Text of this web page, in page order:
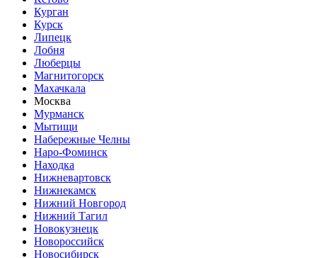
Курган
Курск
Липецк
Лобня
Люберцы
Магнитогорск
Махачкала
Москва
Мурманск
Мытищи
Набережные Челны
Наро-Фоминск
Находка
Нижневартовск
Нижнекамск
Нижний Новгород
Нижний Тагил
Новокузнецк
Новороссийск
Новосибирск